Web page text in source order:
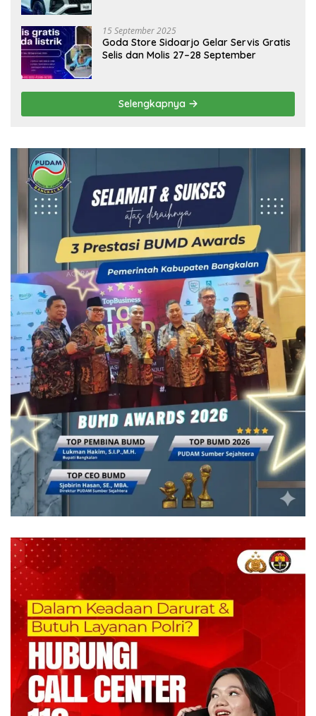
15 September 2025
Goda Store Sidoarjo Gelar Servis Gratis
Selis dan Molis 27–28 September
Selengkapnya